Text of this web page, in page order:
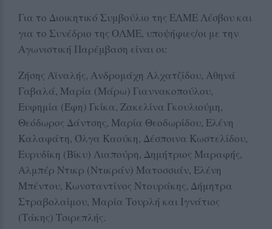
Για το Διοικητικό Συμβούλιο της ΕΛΜΕ Λέσβου και
για το Συνέδριο της ΟΛΜΕ, υποψήφιες/οι με την
Αγωνιστική Παρέμβαση είναι οι:
Ζήσης Αϊναλής, Ανδρομάχη Αλχατζίδου, Αθηνά
Γαβαλά, Μαρία (Μάρω) Γιαννακοπούλου,
Ευφημία (Έφη) Γκίκα, Ζακελίνα Γκουλιούμη,
Θεόδωρος Δάντσης, Μαρία Θεοδωρίδου, Ελένη
Καλαφάτη, Όλγα Καούκη, Δέσποινα Κωστελίδου,
Ευρυδίκη (Βίκυ) Λιαπούρη, Δημήτριος Μαραφής,
Αλμπέρ Ντικρ (Ντικράν) Ματοσσιάν, Ελένη
Μπέντου, Κωνσταντίνος Ντουράκης, Δήμητρα
Στραβολαίμου, Μαρία Τουρλή και Ιγνάτιος
(Τάκης) Τσιρεπλής.